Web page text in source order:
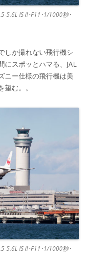
5.6L IS II･F11･1/1000秒･
しか撮れない飛行機シ
にスポッとハマる、JAL
ニー仕様の飛行機は美
む。。
5.6L IS II･F11･1/1000秒･